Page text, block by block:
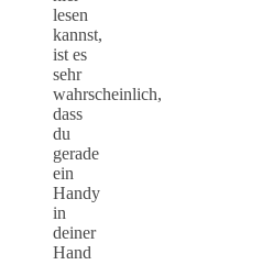
lesen
kannst,
ist es
sehr
wahrscheinlich,
dass
du
gerade
ein
Handy
in
deiner
Hand